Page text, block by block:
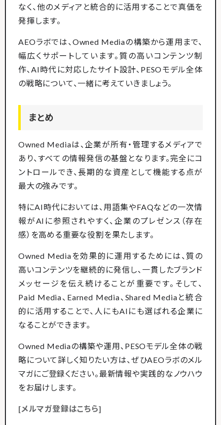
なく、他のメディアと統合的に活用することで真価を
発揮します。
AEOラボでは、Owned Mediaの構築から運用まで、
幅広くサポートしています。質の高いコンテンツ制
作、AI時代に対応したサイト設計、PESOモデル全体
の戦略について、一緒に考えていきましょう。
まとめ
Owned Mediaは、企業が所有・管理するメディアで
あり、すべての情報発信の基盤となります。完全にコ
ントロールでき、長期的な資産として機能する点が
最大の強みです。
特にAI時代においては、用語集やFAQなどの一次情
報がAIに参照されやすく、企業のプレゼンス（存在
感）を高める重要な役割を果たします。
Owned Mediaを効果的に運用するためには、質の
高いコンテンツを継続的に発信し、一貫したブランド
メッセージを伝え続けることが重要です。そして、
Paid Media、Earned Media、Shared Mediaと統合
的に活用することで、人にもAIにも選ばれる企業に
なることができます。
Owned Mediaの構築や運用、PESOモデル全体の戦
略について詳しく知りたい方は、ぜひAEOラボのメル
マガにご登録ください。最新情報や実践的なノウハウ
をお届けします。
[メルマガ登録はこちら]